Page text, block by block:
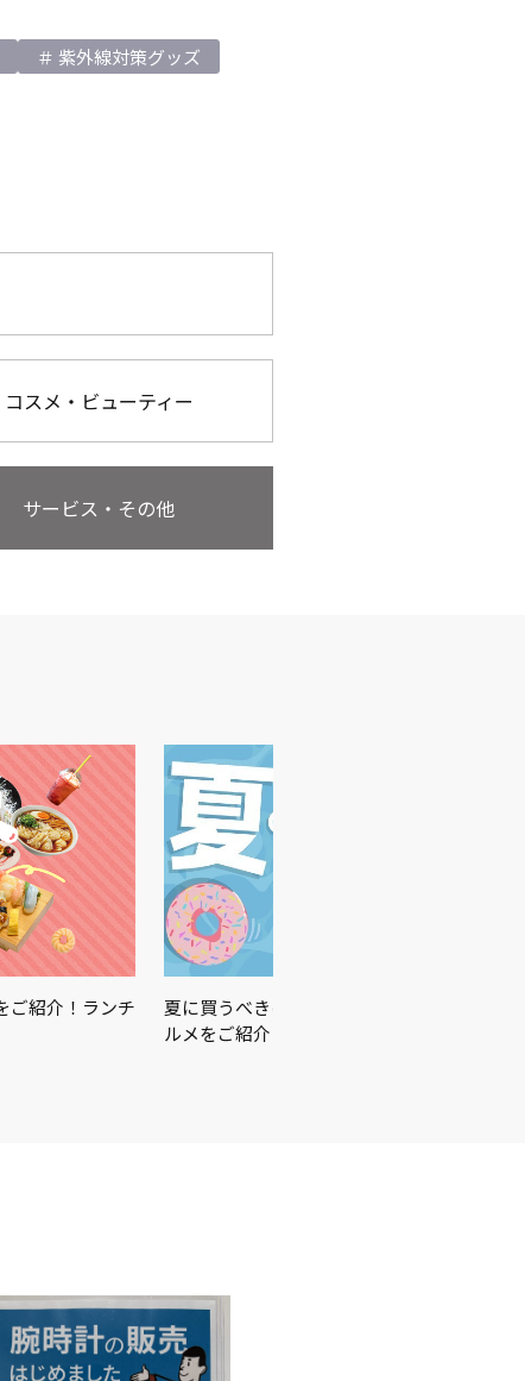
紫外線対策グッズ
コスメ・ビューティー
サービス・その他
ご紹介！ランチ
夏に買うべきはこれ☀️🏖🍉この夏を楽しむア
ルメをご紹介♪